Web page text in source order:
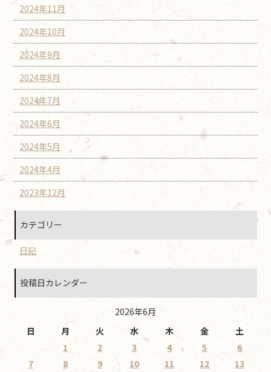
2024年11月
2024年10月
2024年9月
2024年8月
2024年7月
2024年6月
2024年5月
2024年4月
2023年12月
カテゴリー
日記
投稿日カレンダー
2026年6月
日
月 火 水 木 金
土
1
2 3 4 5
6
7
8 9 10 11 12 13